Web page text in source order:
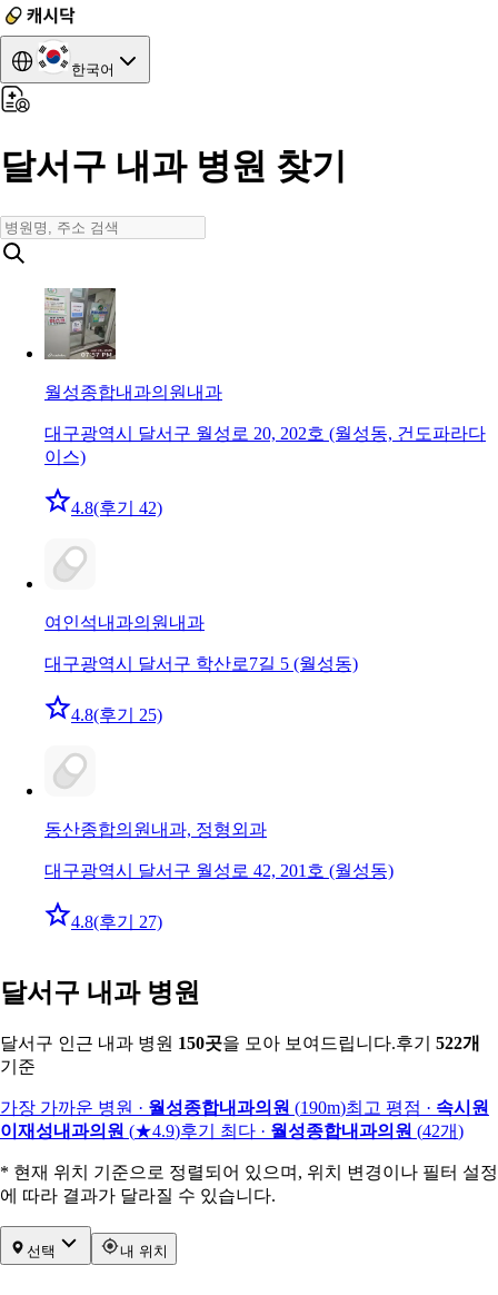
한국어
달서구 내과 병원 찾기
월성종합내과의원 내과
대구광역시 달서구 월성로 20, 202호 (월성동, 건도파라다
이스)
4.8(후기 42)
여인석내과의원 내과
대구광역시 달서구 학산로7길 5 (월성동)
4.8(후기 25)
동산종합의원 내과, 정형외과
대구광역시 달서구 월성로 42, 201호 (월성동)
4.8(후기 27)
달서구 내과 병원
달서구 인근 내과 병원 150곳을 모아 보여드립니다.후기 522개
기준
가장 가까운 병원 · 월성종합내과의원 (190m)최고 평점 · 속시원
이재성내과의원 (★4.9)후기 최다 · 월성종합내과의원 (42개)
* 현재 위치 기준으로 정렬되어 있으며, 위치 변경이나 필터 설정
에 따라 결과가 달라질 수 있습니다.
선택 내 위치